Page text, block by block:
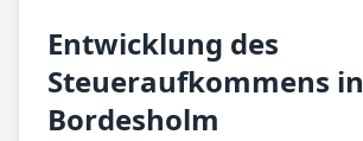
Entwicklung des
Steueraufkommens in
Bordesholm